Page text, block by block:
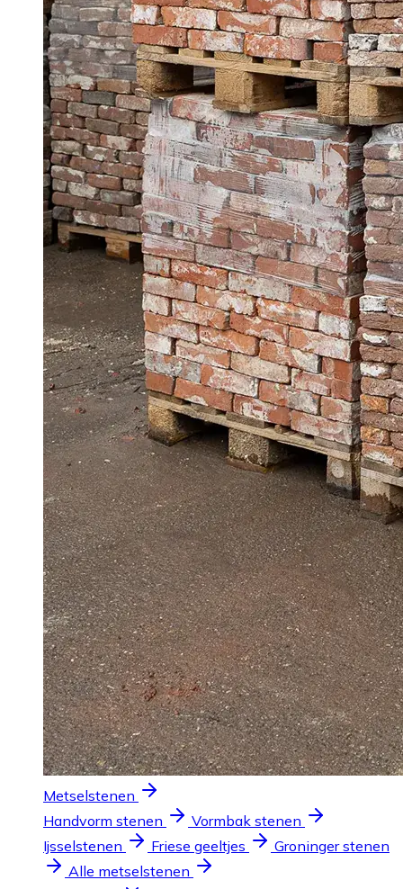
Metselstenen
Handvorm stenen
Vormbak stenen
Ijsselstenen
Friese geeltjes
Groninger stenen
Alle metselstenen